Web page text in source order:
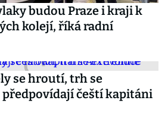
budou Praze i kraji k
kolejí, říká radní
se hroutí, trh se
čeští kapitáni